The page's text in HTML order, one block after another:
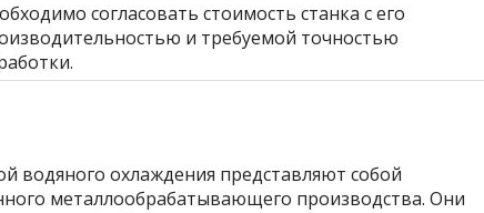
согласовать стоимость станка с его
и требуемой точностью
водяного охлаждения представляют собой
металлообрабатывающего производства. Они